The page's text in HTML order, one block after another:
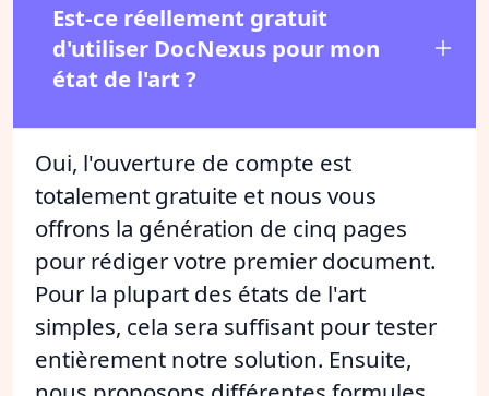
Est-ce réellement gratuit
d'utiliser DocNexus pour mon
état de l'art ?
Oui, l'ouverture de compte est
totalement gratuite et nous vous
offrons la génération de cinq pages
pour rédiger votre premier document.
Pour la plupart des états de l'art
simples, cela sera suffisant pour tester
entièrement notre solution. Ensuite,